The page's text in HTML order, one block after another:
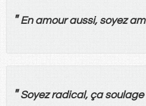
" En amour aussi, soyez
" Soyez radical, ça soulage